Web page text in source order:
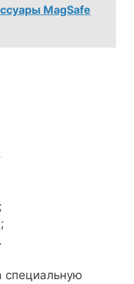
MagSafe
специальную